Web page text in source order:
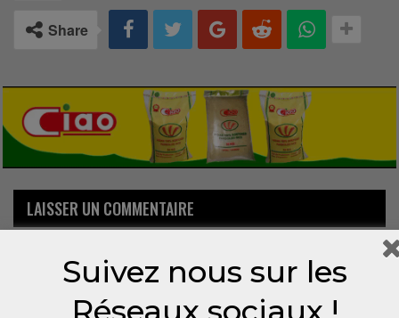
Share
LAISSER UN COMMENTAIRE
Suivez nous sur les